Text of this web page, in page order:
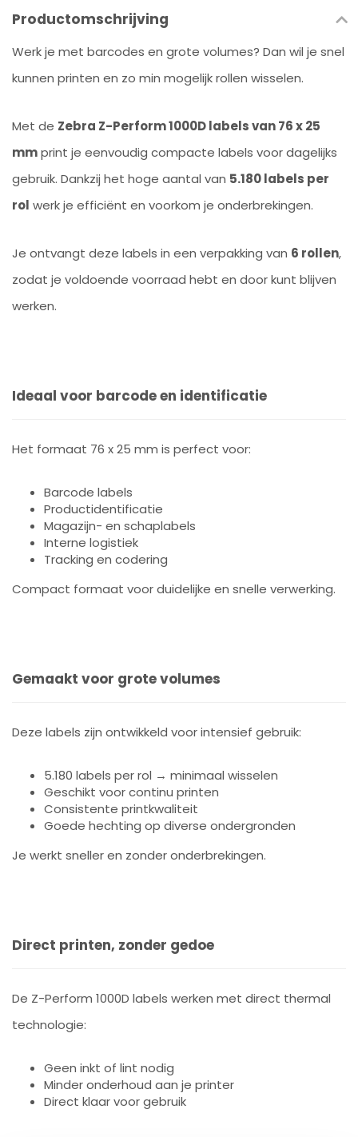
Productomschrijving
Werk je met barcodes en grote volumes? Dan wil je snel
kunnen printen en zo min mogelijk rollen wisselen.
Met de Zebra Z-Perform 1000D labels van 76 x 25
mmprint je eenvoudig compacte labels voor dagelijks
gebruik. Dankzij het hoge aantal van 5.180 labels per
rol werk je efficiënt en voorkom je onderbrekingen.
Je ontvangt deze labels in een verpakking van 6 rollen,
zodat je voldoende voorraad hebt en door kunt blijven
werken.
Ideaal voor barcode en identificatie
Het formaat 76 x 25 mm is perfect voor:
Barcode labels
Productidentificatie
Magazijn- en schaplabels
Interne logistiek
Tracking en codering
Compact formaat voor duidelijke en snelle verwerking.
Gemaakt voor grote volumes
Deze labels zijn ontwikkeld voor intensief gebruik:
5.180 labels per rol → minimaal wisselen
Geschikt voor continu printen
Consistente printkwaliteit
Goede hechting op diverse ondergronden
Je werkt sneller en zonder onderbrekingen.
Direct printen, zonder gedoe
De Z-Perform 1000D labels werken met direct thermal
technologie:
Geen inkt of lint nodig
Minder onderhoud aan je printer
Direct klaar voor gebruik